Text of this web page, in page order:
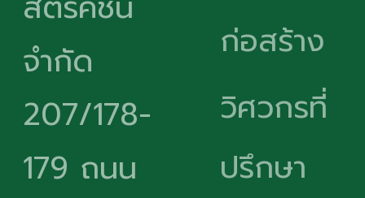
จำกัด
207/178-
179 ถนน
ก่อสร้าง
วิศวกรที่
ปรึกษา